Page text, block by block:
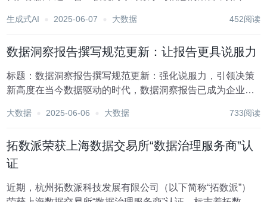
据不仅意味着数据量的爆炸式增长，更在于其蕴含的价值挖
生成式AI 2025-06-07 大数据 452阅读
数据洞察报告撰写规范更新：让报告更具说服力
标题：数据洞察报告撰写规范更新：强化说服力，引领决策
新高度在当今数据驱动的时代，数据洞察报告已成为企业决
够清晰地展现数据背后的故事，更能引导管理层做出精准高
大数据 2025-06-06 大数据 733阅读
拓数派荣获上海数据交易所“数据治理服务商”认
证
近期，杭州拓数派科技发展有限公司（以下简称“拓数派”）